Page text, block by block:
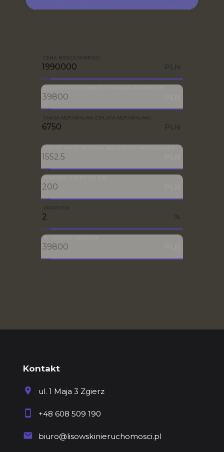
CENA NIERUCHOMOŚCI
PLN
TAKSA NOTARIALNA (OPŁATA NOTARIALNA)
PLN
PROWIZJA
%
Kontakt
ul. 1 Maja 3 Zgierz
+48 608 509 190
biuro@lisowskinieruchomosci.pl